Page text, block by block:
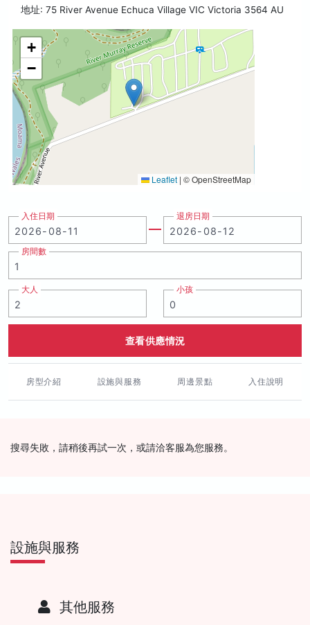
地址: 75 River Avenue Echuca Village VIC Victoria 3564 AU
+
−
Leaflet | © OpenStreetMap
入住日期 退房日期
房間數
大人 小孩
查看供應情況
房型介紹 設施與服務 周邊景點 入住說明
搜尋失敗，請稍後再試一次，或請洽客服為您服務。
設施與服務
其他服務